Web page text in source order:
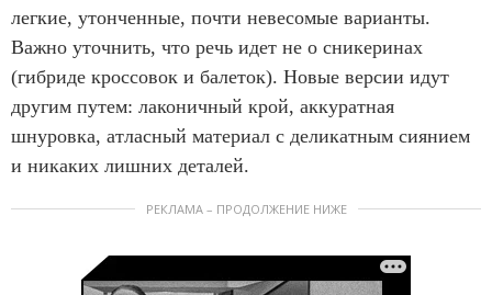
m
1
o
f
4
легкие, утонченные, почти невесомые варианты.
Важно уточнить, что речь идет не о сникеринах
(гибриде кроссовок и балеток). Новые версии идут
другим путем: лаконичный крой, аккуратная
шнуровка, атласный материал с деликатным сиянием
и никаких лишних деталей.
РЕКЛАМА – ПРОДОЛЖЕНИЕ НИЖЕ